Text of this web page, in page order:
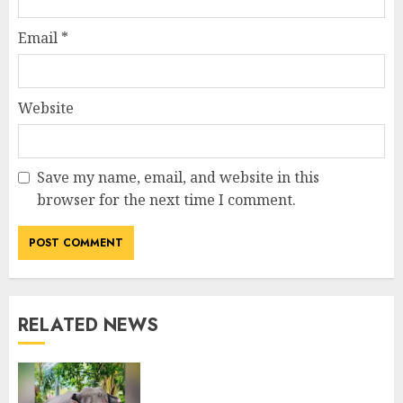
Email *
Website
Save my name, email, and website in this
browser for the next time I comment.
RELATED NEWS